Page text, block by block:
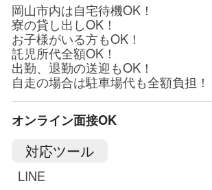
岡山市内は自宅待機OK！
寮の貸し出しOK！
お子様がいる方もOK！
託児所代全額OK！
出勤、退勤の送迎もOK！
自走の場合は駐車場代も全額負担！
オンライン面接OK
対応ツール
LINE